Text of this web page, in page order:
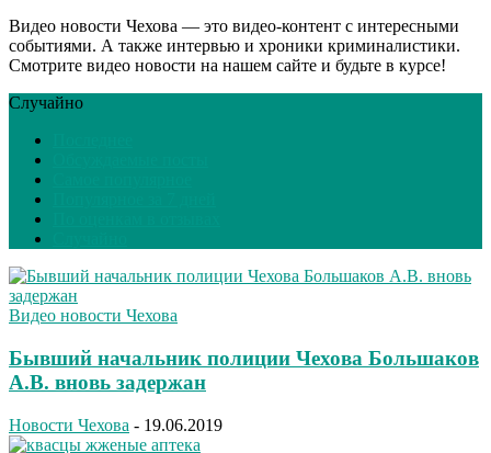
Видео новости Чехова — это видео-контент с интересными
событиями. А также интервью и хроники криминалистики.
Смотрите видео новости на нашем сайте и будьте в курсе!
Случайно
Видео новости Чехова
Бывший начальник полиции Чехова Большаков
А.В. вновь задержан
Новости Чехова - 19.06.2019